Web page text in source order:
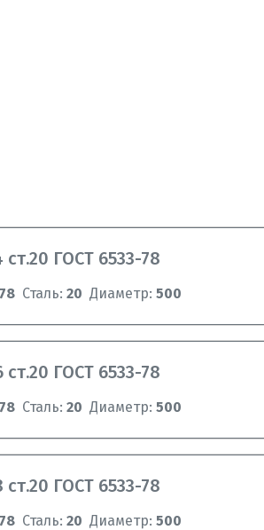
ГОСТ 6533-78
Сталь:20 Диаметр:500
ГОСТ 6533-78
Сталь:20 Диаметр:500
ГОСТ 6533-78
Сталь:20 Диаметр:500